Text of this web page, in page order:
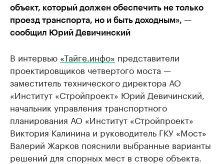
объект, который должен обеспечить не только
проезд транспорта, но и быть доходным», —
сообщил Юрий Девичинский
В интервью «Тайге.инфо» представители
проектировщиков четвертого моста —
заместитель технического директора АО
«Институт «Стройпроект» Юрий Девичинский,
начальник управления транспортного
планирования АО «Институт «Стройпроект»
Виктория Калинина и руководитель ГКУ «Мост»
Валерий Жарков пояснили выбранные варианты
решений для спорных мест в створе объекта.